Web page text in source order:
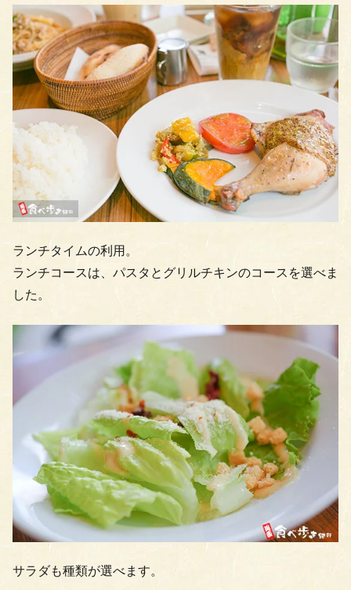
ランチタイムの利用。
ランチコースは、パスタとグリルチキンのコースを選べま
した。
サラダも種類が選べます。